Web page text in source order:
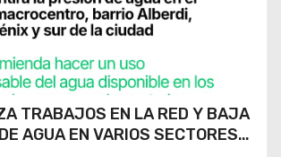
TRABAJOS EN LA RED Y BAJA
AGUA EN VARIOS SECTORES